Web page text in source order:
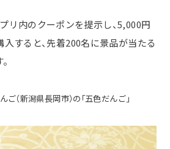
リ内のクーポンを提示し、5,000円
入すると、先着200名に景品が当たる
（新潟県長岡市）の「五色だんご」